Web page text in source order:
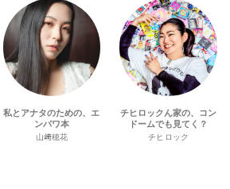
私とアナタのための、エ
ンパワ本
山﨑穂花
チヒロックん家の、コン
ドームでも見てく？
チヒロック